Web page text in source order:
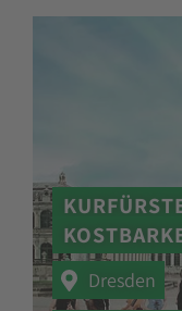
Dresden